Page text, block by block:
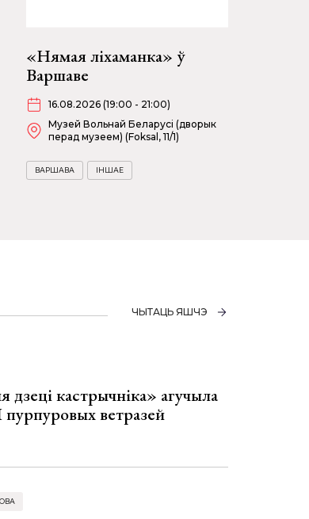
«Нямая ліхаманка» ў
Варшаве
16.08.2026 (19:00 - 21:00)
Музей Вольнай Беларусі (дворык
перад музеем) (Foksal, 11/1)
ВАРШАВА ІНШАЕ
ЧЫТАЦЬ ЯШЧЭ
кастрычніка» агучыла
пурпуровых ветразей